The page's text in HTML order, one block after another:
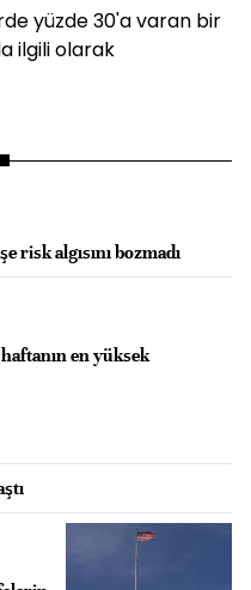
yüzde 30'a varan bir
ilgili olarak
risk algısını bozmadı
en yüksek